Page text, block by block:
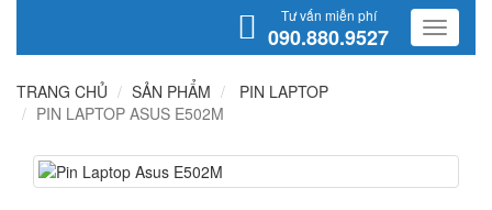
Tư vấn miễn phí
090.880.9527
TRANG CHỦ SẢN PHẨM
PIN LAPTOP
PIN LAPTOP ASUS E502M